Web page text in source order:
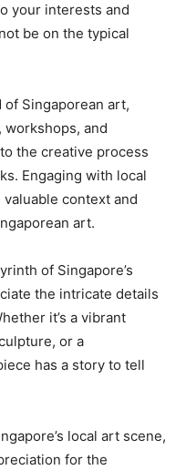
your interests and
be on the typical
Singaporean art,
and
the creative process
Engaging with local
⁢context ⁤and​
art.
of Singapore’s
the intricate details
it’s‍ a vibrant
or ⁣a
‍has a story to tell
local art scene,
for the⁤